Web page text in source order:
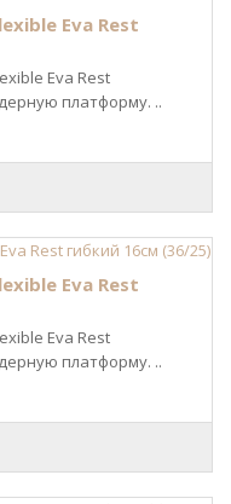
Eva Rest
Eva Rest
платформу. ..
Eva Rest
Eva Rest
платформу. ..